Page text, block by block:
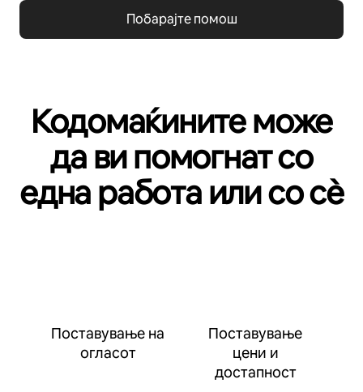
Побарајте помош
Кодомаќините може
да ви помогнат со
една работа или со сѐ
Поставување на
огласот
Поставување
цени и
достапност